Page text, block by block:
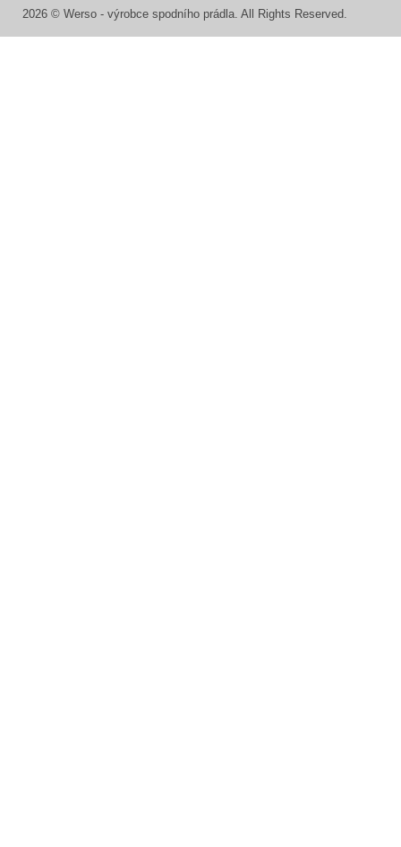
2026 © Werso - výrobce spodního prádla. All Rights Reserved.